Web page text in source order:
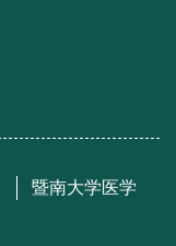
暨南大学医学